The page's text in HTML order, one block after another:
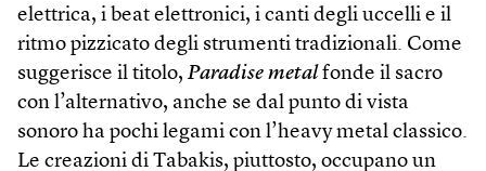
elettrica, i beat elettronici, i canti degli uccelli e il
ritmo pizzicato degli strumenti tradizionali. Come
suggerisce il titolo, Paradise metal fonde il sacro
con l’alternativo, anche se dal punto di vista
sonoro ha pochi legami con l’heavy metal classico.
Le creazioni di Tabakis, piuttosto, occupano un